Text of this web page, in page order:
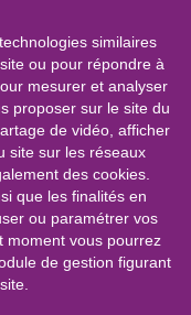
similaires
ou pour répondre à
mesurer et analyser
proposer sur le site du
de vidéo, afficher
site sur les réseaux
des cookies.
que les finalités en
ou paramétrer vos
moment vous pourrez
de gestion figurant